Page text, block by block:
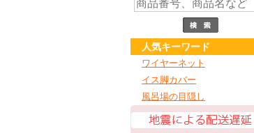
人気キーワード
ワイヤーネット
イス脚カバー
風呂場の目隠し